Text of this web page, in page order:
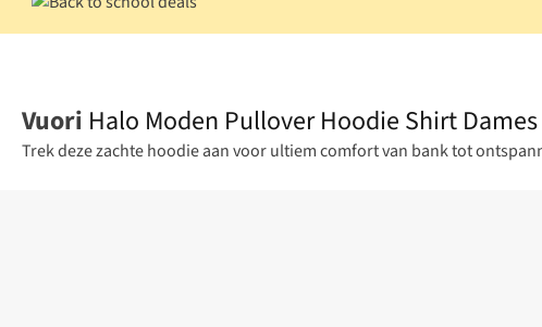
Vuori Halo Moden Pullover Hoodie Shirt Dames
Trek deze zachte hoodie aan voor ultiem comfort van bank tot